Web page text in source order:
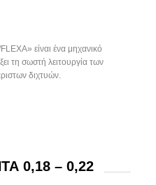
είναι ένα μηχανικό
τη σωστή λειτουργία των
διχτυών.
0,18 – 0,22